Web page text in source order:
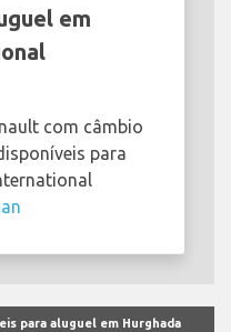
em
com câmbio
para
para aluguel em Hurghada